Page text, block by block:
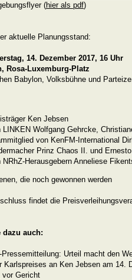
(hier als pdf)
aktuelle Planungsstand:
14. Dezember 2017, 16 Uhr
Rosa-Luxemburg-Platz
Babylon, Volksbühne und
Ken Jebsen
LINKEN Wolfgang Gehrcke,
von KenFM-International
Prinz Chaos II. und
NRhZ-Herausgebern Anneliese
die noch gewonnen werden
findet die
dazu auch:
Pressemitteilung: Urteil macht den
Karlspreises an Ken Jebsen am 14.
vor Gericht